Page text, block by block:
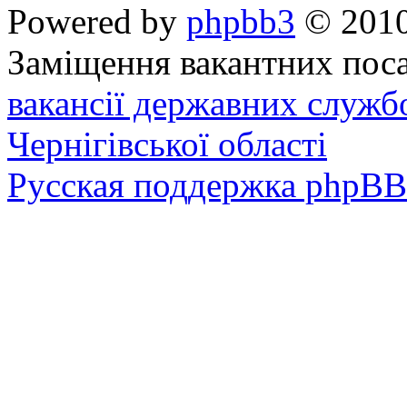
Powered by phpbb3 ©
Заміщення вакантних
вакансії державних
Чернігівської області
Русская поддержка phpBB